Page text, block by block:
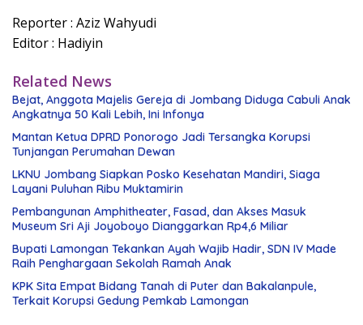
Reporter : Aziz Wahyudi
Editor : Hadiyin
Related News
Bejat, Anggota Majelis Gereja di Jombang Diduga Cabuli Anak
Angkatnya 50 Kali Lebih, Ini Infonya
Mantan Ketua DPRD Ponorogo Jadi Tersangka Korupsi
Tunjangan Perumahan Dewan
LKNU Jombang Siapkan Posko Kesehatan Mandiri, Siaga
Layani Puluhan Ribu Muktamirin
Pembangunan Amphitheater, Fasad, dan Akses Masuk
Museum Sri Aji Joyoboyo Dianggarkan Rp4,6 Miliar
Bupati Lamongan Tekankan Ayah Wajib Hadir, SDN IV Made
Raih Penghargaan Sekolah Ramah Anak
KPK Sita Empat Bidang Tanah di Puter dan Bakalanpule,
Terkait Korupsi Gedung Pemkab Lamongan